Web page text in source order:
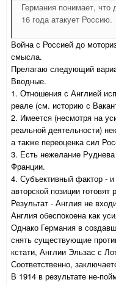
Германия понимает, что
16 года атакует Россию.
Война с Россией до
смысла.
Прелагаю следующий
Вводные.
1. Отношения с Англией
реале (см. историю с
2. Имеется (несмотря на
реальной деятельности)
а также переоценка сил
3. Есть нежелание
Франции.
4. Субъективный фактор -
авторской позиции
Результат - Англия не
Англия обеспокоена как
Однако Германия в
снять существующие
кстати, Англии Эльзас с
Соответственно,
В 1914 в результате не-